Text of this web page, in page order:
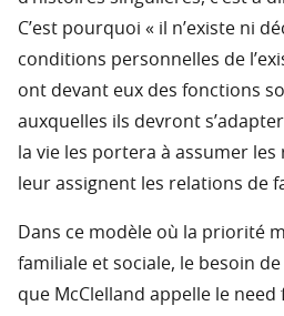
C’est pourquoi « il n’existe ni
conditions personnelles de
ont devant eux des fonctions
auxquelles ils devront
la vie les portera à assumer
leur assignent les relations de
Dans ce modèle où la priorité
familiale et sociale, le besoin
que McClelland appelle le